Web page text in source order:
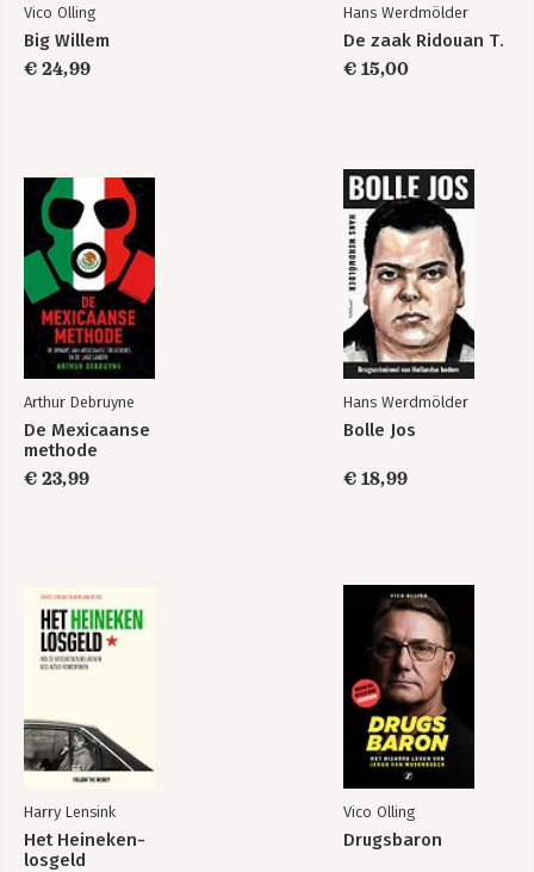
Misdaadjournalist Afrekeningen
Bekijk alle boeken
Vico Olling
Big Willem
€ 24,99
Hans Werdmölder
De zaak Ridouan T.
€ 15,00
Arthur Debruyne
De Mexicaanse
methode
€ 23,99
Hans Werdmölder
Bolle Jos
€ 18,99
Harry Lensink
Het Heineken-
losgeld
Vico Olling
Drugsbaron